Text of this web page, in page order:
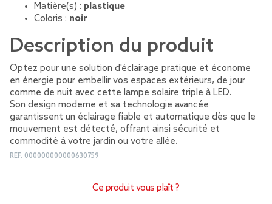
Matière(s) : plastique
Coloris : noir
Description du produit
Optez pour une solution d'éclairage pratique et économe
en énergie pour embellir vos espaces extérieurs, de jour
comme de nuit avec cette lampe solaire triple à LED.
Son design moderne et sa technologie avancée
garantissent un éclairage fiable et automatique dès que le
mouvement est détecté, offrant ainsi sécurité et
commodité à votre jardin ou votre allée.
REF. 000000000000630759
Ce produit vous plaît ?